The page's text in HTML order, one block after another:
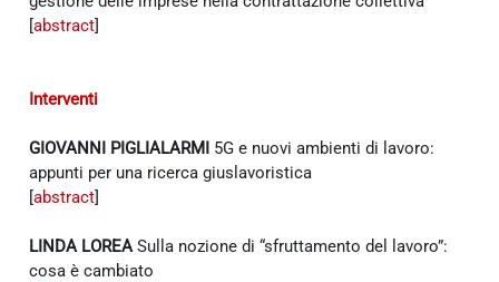
[abstract]
Interventi
GIOVANNI PIGLIALARMI 5G e nuovi ambienti di lavoro:
appunti per una ricerca giuslavoristica
[abstract]
LINDA LOREASulla nozione di “sfruttamento del lavoro”:
cosa è cambiato